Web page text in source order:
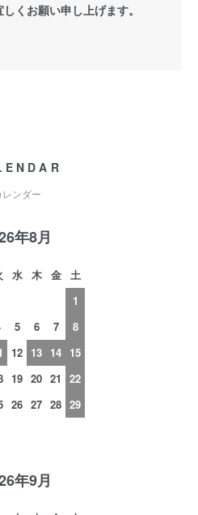
くお願い申し上げます。
レンダー
年8月
水 木 金
土
1
5 6 7
8
12 13 14 15
19 20 21
22
26 27 28 29
年9月